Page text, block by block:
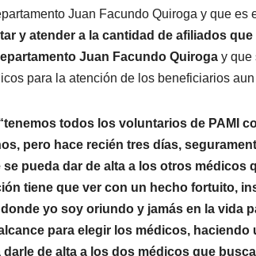
Juan Facundo Quiroga y que es
y atender a la cantidad de afiliados
Juan Facundo Quiroga y que
para la atención de los beneficiarios
todos los voluntarios de PAMI
pero hace recién tres días,
pueda dar de alta a los otros médicos
tiene que ver con un hecho fortuito,
yo soy oriundo y jamás en la vida
para elegir los médicos,
de alta a los dos médicos que